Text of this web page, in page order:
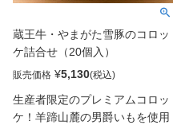
蔵王牛・やまがた雪豚のコロッ
ケ詰合せ（20個入）
販売価格 ¥5,130
生産者限定のプレミアムコロッ
ケ！羊蹄山麓の男爵いもを使用